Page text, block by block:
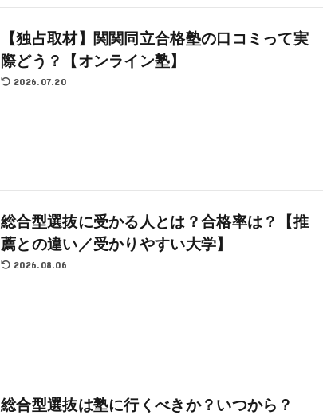
【独占取材】関関同立合格塾の口コミって実
際どう？【オンライン塾】
2026.07.20
総合型選抜に受かる人とは？合格率は？【推
薦との違い／受かりやすい大学】
2026.08.06
総合型選抜は塾に行くべきか？いつから？